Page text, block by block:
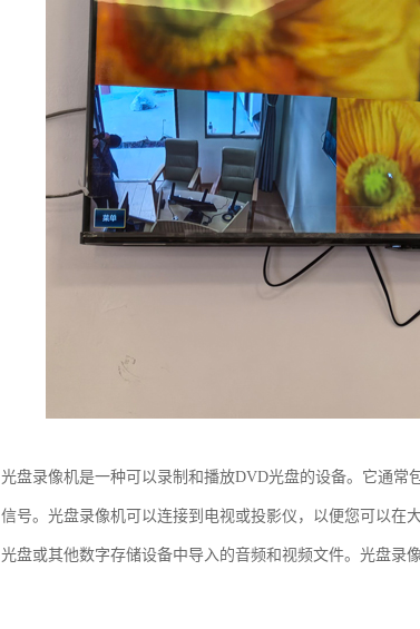
光盘录像机是一种可以录制和播放DVD光盘的设备。它通
信号。光盘录像机可以连接到电视或投影仪，以便您可以在
光盘或其他数字存储设备中导入的音频和视频文件。光盘录